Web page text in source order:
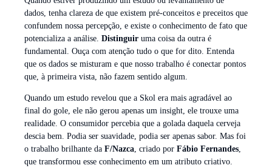
dados, tenha clareza de que existem pré-conceitos e preceitos que
confundem nossa percepção, e existe o conhecimento de fato que
potencializa a análise. Distinguir uma coisa da outra é
fundamental. Ouça com atenção tudo o que for dito. Entenda
que os dados se misturam e que nosso trabalho é conectar pontos
que, à primeira vista, não fazem sentido algum.
Quando um estudo revelou que a Skol era mais agradável ao
final do gole, ele não gerou apenas um insight, ele trouxe uma
realidade. O consumidor percebia que a golada daquela cerveja
descia bem. Podia ser suavidade, podia ser apenas sabor. Mas foi
o trabalho brilhante da F/Nazca, criado por Fábio Fernandes,
que transformou esse conhecimento em um atributo criativo.